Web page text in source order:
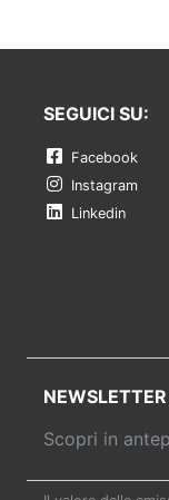
SEGUICI SU:
Facebook
Instagram
Linkedin
NEWSLETTER
Scopri in